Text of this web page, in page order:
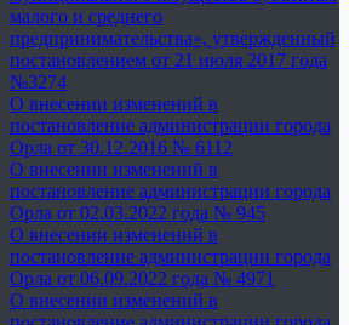
малого и среднего
предпринимательства», утвержденный
постановлением от 21 июля 2017 года
№3274
О внесении изменений в
постановление администрации города
Орла от 30.12.2016 № 6112
О внесении изменений в
постановление администрации города
Орла от 02.03.2022 года № 945
О внесении изменений в
постановление администрации города
Орла от 06.09.2022 года № 4971
О внесении изменений в